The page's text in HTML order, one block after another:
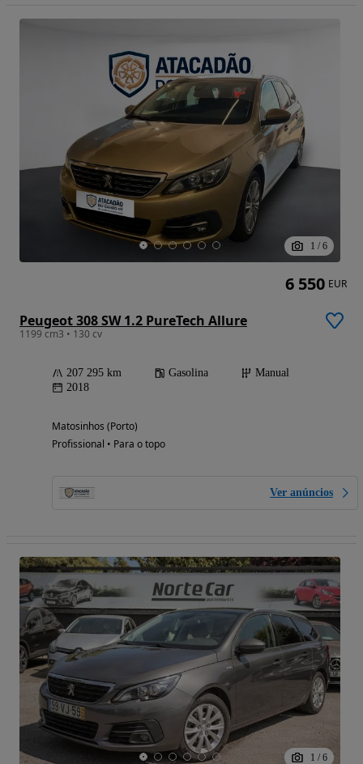
1 / 6
Peugeot 308 SW 1.2 PureTech Allure
1199 cm3 • 130 cv
207 295 km Gasolina
Manual
2018
Matosinhos (Porto)
Profissional • Para o topo
Ver anúncios
6 550 EUR
1 / 6